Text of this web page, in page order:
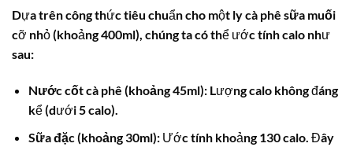
Dựa trên công thức tiêu chuẩn cho một lycà phê sữa muối
cỡ nhỏ (khoảng 400ml), chúng ta có thể ước tínhcalo như
sau:
Nước cốt cà phê (khoảng 45ml):Lượng calo không đáng
kể (dưới 5 calo).
Sữa đặc (khoảng 30ml):Ước tính khoảng 130 calo. Đây